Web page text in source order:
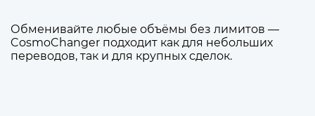
Обменивайте любые объёмы без лимитов —
CosmoChanger подходит как для небольших
переводов, так и для крупных сделок.